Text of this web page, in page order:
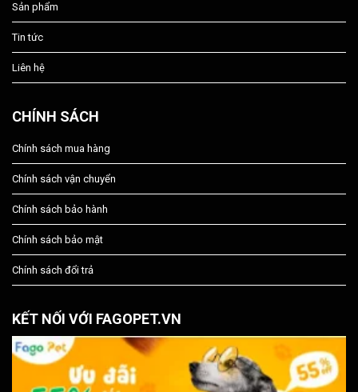
Sản phẩm
Tin tức
Liên hệ
CHÍNH SÁCH
Chính sách mua hàng
Chính sách vận chuyển
Chính sách bảo hành
Chính sách bảo mật
Chính sách đổi trả
KẾT NỐI VỚI FAGOPET.VN